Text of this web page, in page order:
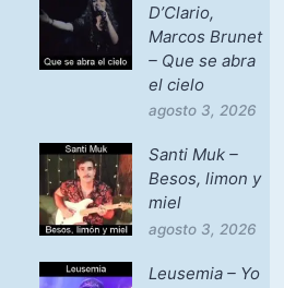
D’Clario,
Marcos Brunet
– Que se abra
el cielo
agosto 3, 2026
Santi Muk –
Besos, limon y
miel
agosto 3, 2026
Leusemia – Yo